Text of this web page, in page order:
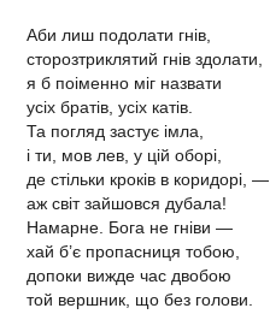
Аби лиш подолати гнів,
сторозтриклятий гнів здолати,
я б поіменно міг назвати
усіх братів, усіх катів.
Та погляд застує імла,
і ти, мов лев, у цій оборі,
де стільки кроків в коридорі, —
аж світ зайшовся дубала!
Намарне. Бога не гніви —
хай б’є пропасниця тобою,
допоки вижде час двобою
той вершник, що без голови.